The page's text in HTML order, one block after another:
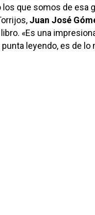
que somos de esa
Juan José
libro. «Es una
leyendo, es de